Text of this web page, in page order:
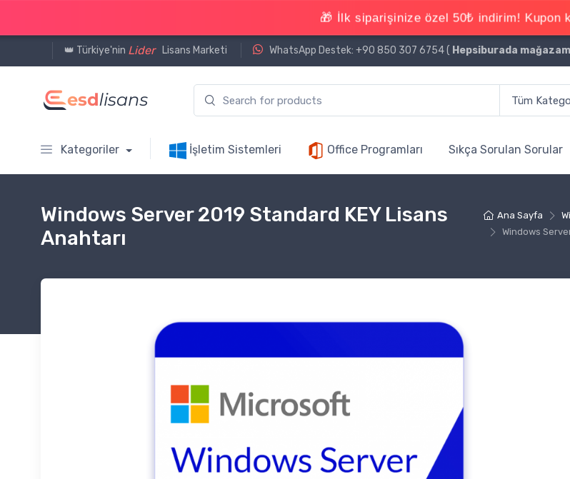
👑 Türkiye'nin Lider Lisans Marketi WhatsApp Destek: +90 850 307 6754 ( Hepsiburada
Kategoriler İşletim Sistemleri Office Programları Sıkça Sorulan Sorular
Ana Sayfa
Windows
Windows Server 2019 Standard KEY Lisans
Anahtarı